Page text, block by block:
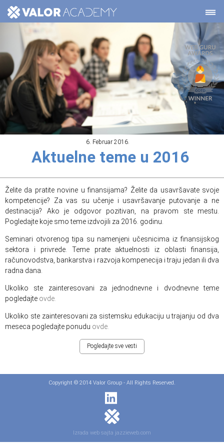
6. Februar 2016.
Aktuelne teme u 2016
Želite da pratite novine u finansijama? Želite da usavršavate svoje
kompetencije? Za vas su učenje i usavršavanje putovanje a ne
destinacija? Ako je odgovor pozitivan, na pravom ste mestu.
Pogledajte koje smo teme izdvojili za 2016. godinu.
Seminari otvorenog tipa su namenjeni učesnicima iz finansijskog
sektora i privrede. Teme prate aktuelnosti iz oblasti finansija,
računovodstva, bankarstva i razvoja kompenecija i traju jedan ili dva
radna dana.
Ukoliko ste zainteresovani za jednodnevne i dvodnevne teme
pogledajte ovde.
Ukoliko ste zainteresovani za sistemsku edukaciju u trajanju od dva
meseca pogledajte ponudu ovde.
Pogledajte sve vesti
Copyright © 2014 Valor Group - All Rights Reserved.
Izrada web sajta jazzieweb.com